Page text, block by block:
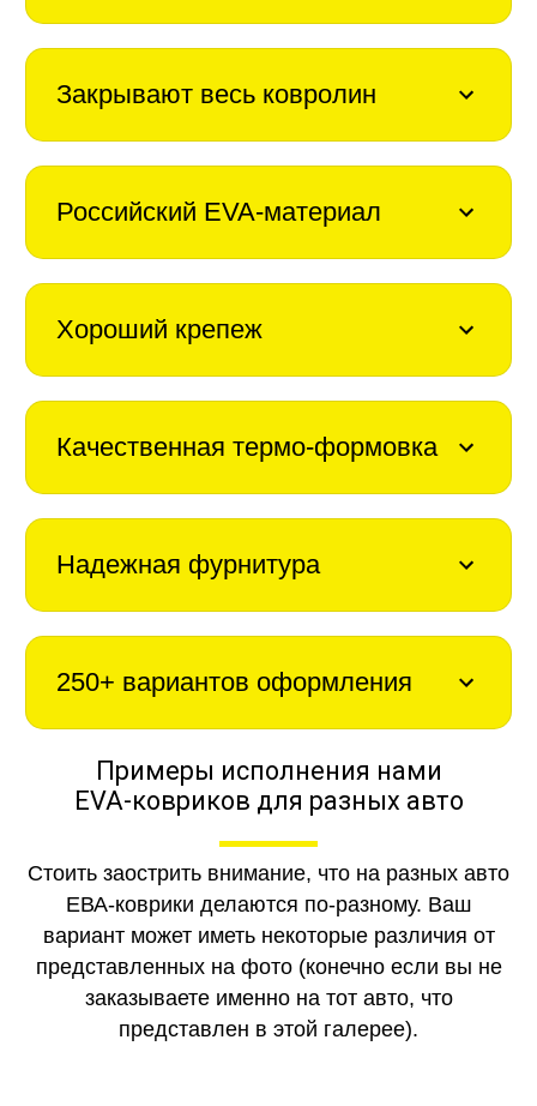
Закрывают весь ковролин
Российский EVA-материал
Хороший крепеж
Качественная термо-формовка
Надежная фурнитура
250+ вариантов оформления
Примеры исполнения нами
EVA-ковриков для разных авто
Стоить заострить внимание, что на разных авто
ЕВА-коврики делаются по-разному. Ваш
вариант может иметь некоторые различия от
представленных на фото (конечно если вы не
заказываете именно на тот авто, что
представлен в этой галерее).